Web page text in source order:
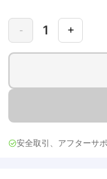
- 1 +
安全取引、アフターサ